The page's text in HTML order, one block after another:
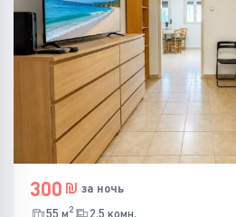
300
за ночь
55 м2 2.5 комн.